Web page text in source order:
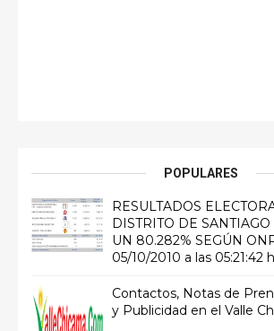
POPULARES
RESULTADOS
DISTRITO DE
UN 80.282% SEGÚN
05/10/2010 a las 05:21:42
Contactos, Notas de
y Publicidad en el Valle